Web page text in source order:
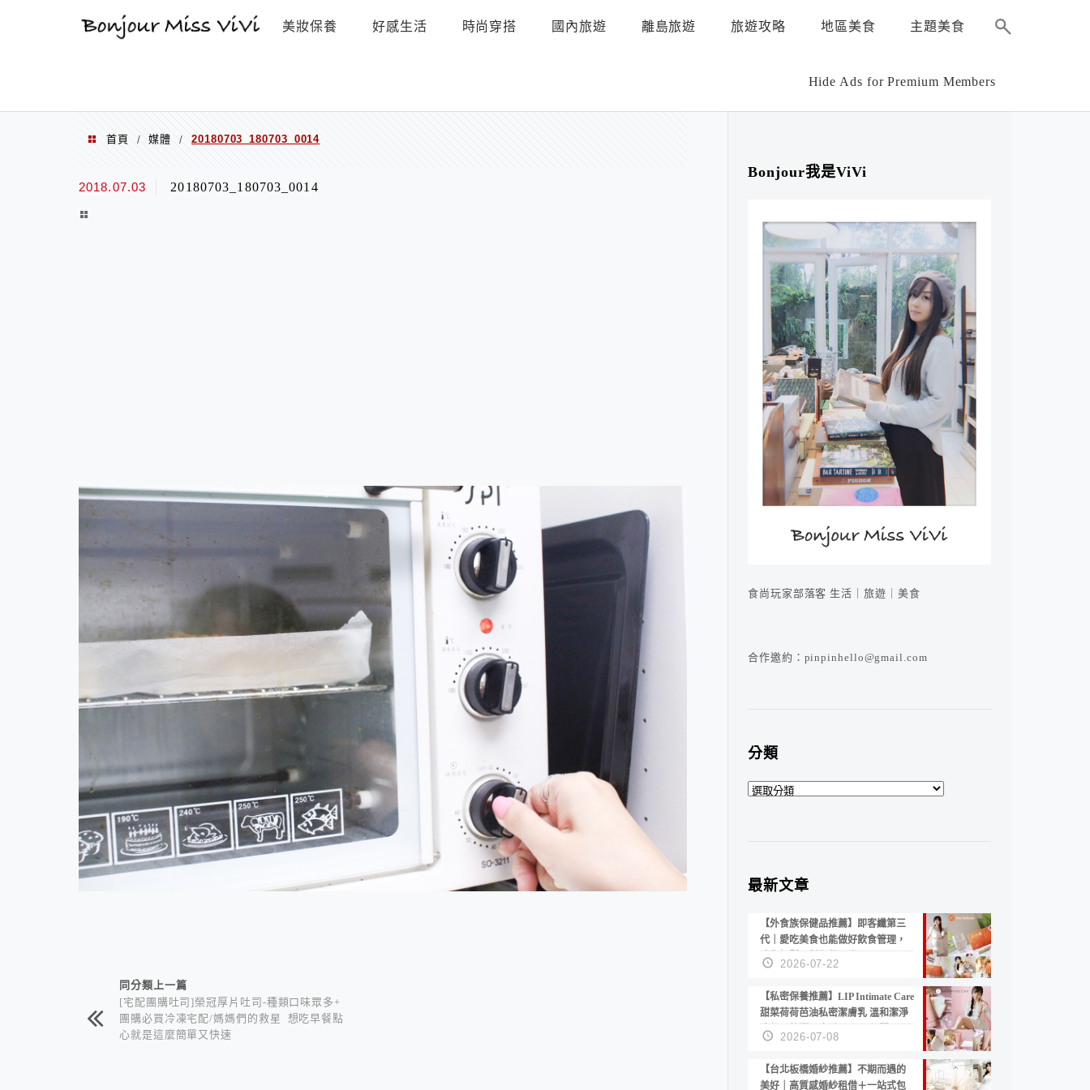
美妝保養 好感生活 時尚穿搭 國內旅遊 離島旅遊 旅遊攻略 地區美食 主題美食
Hide Ads for Premium Members
首頁 / 媒體 / 20180703_180703_0014
2018.07.03 20180703_180703_0014
相連文章同分類上一篇
[宅配團購吐司]榮冠厚片吐司-種類口味眾多+
團購必買冷凍宅配/媽媽們的救星 想吃早餐點
心就是這麼簡單又快速
Bonjour我是ViVi
食尚玩家部落客 生活｜旅遊｜美食
合作邀約：pinpinhello@gmail.com
分類
分
最新文章
【外食族保健品推薦】即客纖第三
代｜愛吃美食也能做好飲食管理，
陪你輕鬆面對聚餐日常！
2026-07-22
【私密保養推薦】LIP Intimate Care
甜菜荷荷芭油私密潔膚乳 溫和潔淨
洗後不乾澀 不起泡反而更舒服！
2026-07-08
【台北板橋婚紗推薦】不期而遇的
美好｜高質感婚紗租借＋一站式包